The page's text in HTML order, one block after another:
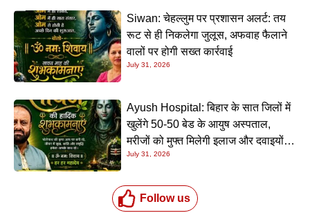
Siwan: चेहल्लुम पर प्रशासन अलर्ट: तय
रूट से ही निकलेगा जुलूस, अफवाह फैलाने
वालों पर होगी सख्त कार्रवाई
July 31, 2026
Ayush Hospital: बिहार के सात जिलों में
खुलेंगे 50-50 बेड के आयुष अस्पताल,
मरीजों को मुफ्त मिलेगी इलाज और दवाइयों
की सुविधा
July 31, 2026
Follow us